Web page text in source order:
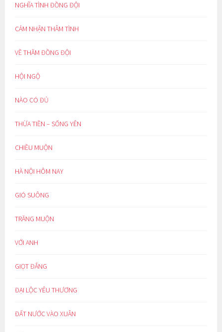
NGHĨA TÌNH ĐỒNG ĐỘI
CẢM NHẬN THÂM TÌNH
VỀ THĂM ĐỒNG ĐỘI
HỘI NGỘ
NÀO CÓ ĐỦ
THỪA TIỀN – SỐNG YÊN
CHIỀU MUỘN
HÀ NỘI HÔM NAY
GIÓ SUÔNG
TRĂNG MUỘN
VỚI ANH
GIỌT ĐẮNG
ĐẠI LỘC YÊU THƯƠNG
ĐẤT NƯỚC VÀO XUÂN